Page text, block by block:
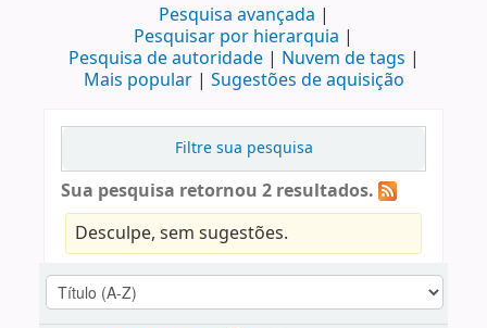
Pesquisa avançada
Pesquisar por hierarquia
Pesquisa de autoridade
Nuvem de tags
Mais popular
Sugestões de aquisição
Filtre sua pesquisa
Sua pesquisa retornou 2 resultados.
Desculpe, sem sugestões.